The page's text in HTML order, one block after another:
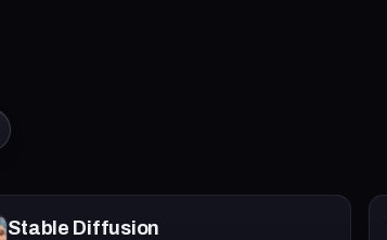
Stable Diffusion